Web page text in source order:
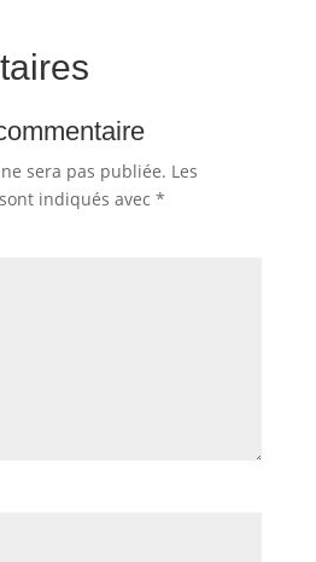
sera pas publiée. Les
indiqués avec *